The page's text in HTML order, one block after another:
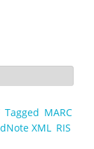
Tagged MARC
XML
RIS